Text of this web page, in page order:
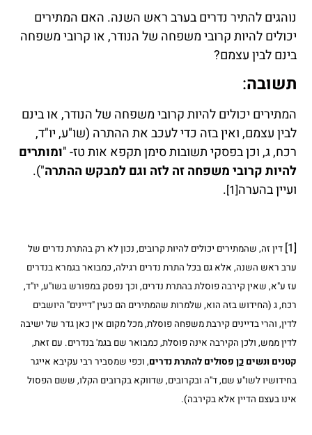
נוהגים להתיר נדרים בערב ראש השנה. האם המתירים
יכולים להיות קרובי משפחה של הנודר, או קרובי משפחה
בינם לבין עצמם?
תשובה:
המתירים יכולים להיות קרובי משפחה של הנודר, או בינם
לבין עצמם, ואין בזה כדי לעכב את ההתרה (שו"ע, יו"ד,
רכח, ג, וכן בפסקי תשובות סימן תקפא אות טז- "ומותרים
להיות קרובי משפחה זה לזה וגם למבקש ההתרה").
ועיין בהערה[1]
.
[1]
דין זה, שהמתירים יכולים להיות קרובים, נכון לא רק בהתרת נדרים של
ערב ראש השנה, אלא גם בכל התרת נדרים רגילה, כמבואר בגמרא בנדרים
עז ע"א, שאין קירבה פוסלת בהתרת נדרים, וכך נפסק במפורש בשו"ע, יו"ד,
רכח, ג (החידוש בזה הוא, שלמרות שהמתירים הם כעין "דיינים" היושבים
לדין, והרי בדיינים קירבת משפחה פוסלת, מכל מקום אין כאן גדר של ישיבה
לדין ממש, ולכן הקירבה אינה פוסלת, כמבואר שם בגמ' בנדרים. עם זאת,
קטנים ונשיםכן פסולים להתרת נדרים, וכפי שמסביר רבי עקיבא אייגר
בחידושיו לשו"ע שם, ד"ה ובקרובים, שדווקא בקרובים הקלו, ששם הפסול
אינו בעצם הדיין אלא בקירבה).